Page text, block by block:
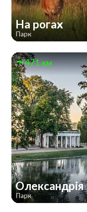
На рогах
Парк
471 км
Олександрія
Парк